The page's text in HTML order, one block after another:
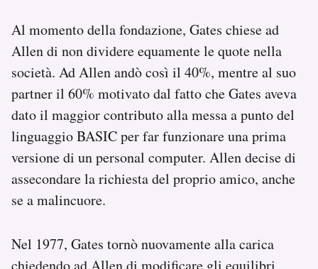
Al momento della fondazione, Gates chiese ad
Allen di non dividere equamente le quote nella
società. Ad Allen andò così il 40%, mentre al suo
partner il 60% motivato dal fatto che Gates aveva
dato il maggior contributo alla messa a punto del
linguaggio BASIC per far funzionare una prima
versione di un personal computer. Allen decise di
assecondare la richiesta del proprio amico, anche
se a malincuore.
Nel 1977, Gates tornò nuovamente alla carica